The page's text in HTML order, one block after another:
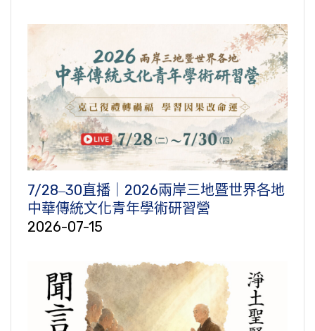
7/28‒30直播｜2026兩岸三地暨世界各地
中華傳統文化青年學術研習營
2026-07-15